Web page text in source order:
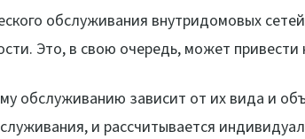
обслуживания внутридомовых
Это, в свою очередь, может
обслуживанию зависит от их вида и
и рассчитывается